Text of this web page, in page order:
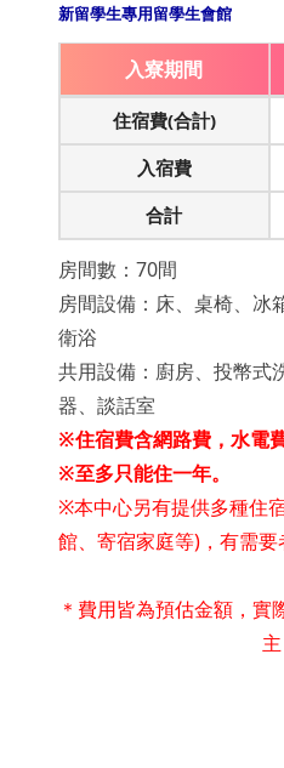
新留學生專用留學生會館
入寮期間
住宿費(合計)
入宿費
合計
房間數：70間
房間設備：床、桌椅、冰
衛浴
共用設備：廚房、投幣式
器、談話室
※住宿費含網路費，水電費
※至多只能住一年。
※本中心另有提供多種住
館、寄宿家庭等)，有需要
＊費用皆為預估金額，實
主